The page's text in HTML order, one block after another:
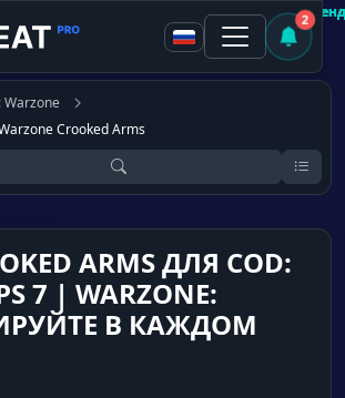
2
Warzone
Crooked Arms
ARMS ДЛЯ COD:
7 | WARZONE:
В КАЖДОМ
Не